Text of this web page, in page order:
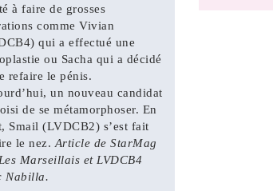
à faire de grosses
comme Vivian
qui a effectué une
ou Sacha qui a décidé
refaire le pénis.
un nouveau candidat
de se métamorphoser. En
Smail (LVDCB2) s’est fait
le nez. Article de StarMag
Marseillais et LVDCB4
Nabilla.